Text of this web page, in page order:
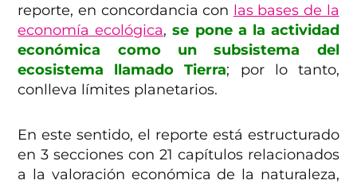
reporte, en concordancia con las bases de la
economía ecológica,se pone a la actividad
económica como un subsistema del
ecosistema llamado Tierra; por lo tanto,
conlleva límites planetarios.
En este sentido, el reporte está estructurado
en 3 secciones con 21 capítulos relacionados
a la valoración económica de la naturaleza,